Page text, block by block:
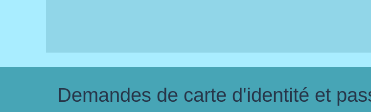
Demandes de carte d'identité et